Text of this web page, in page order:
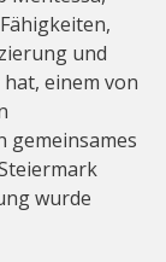
und
einem von
gemeinsames
wurde